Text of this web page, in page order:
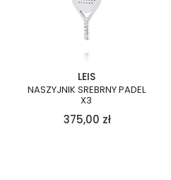
LEIS
NASZYJNIK SREBRNY PADEL
X3
375,00 zł